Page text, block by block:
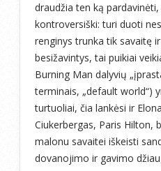
draudžia ten ką
kontroversiški: turi duoti
renginys trunka tik savaitę
besižavintys, tai puikiai
Burning Man dalyvių
terminais, „default world“)
turtuoliai, čia lankėsi ir
Ciukerbergas, Paris Hilton,
malonu savaitei iškeisti
dovanojimo ir gavimo